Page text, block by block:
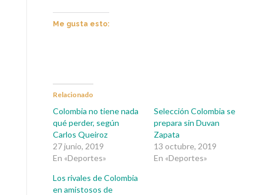
Me gusta esto:
Relacionado
Colombia no tiene nada
qué perder, según
Carlos Queiroz
27 junio, 2019
En «Deportes»
Selección Colombia se
prepara sin Duvan
Zapata
13 octubre, 2019
En «Deportes»
Los rivales de Colombia
en amistosos de